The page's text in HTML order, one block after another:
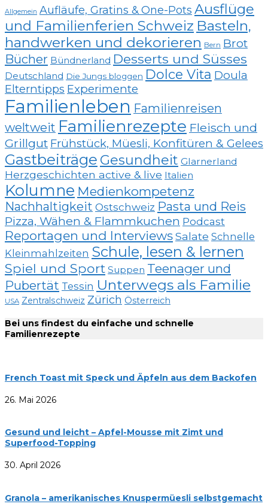
Allgemein Aufläufe, Gratins & One-Pots Ausflüge
und Familienferien Schweiz Basteln,
handwerken und dekorieren Bern Brot
Bücher Bündnerland Desserts und Süsses
Deutschland Die Jungs bloggen Dolce Vita Doula
Elterntipps Experimente
Familienleben Familienreisen
weltweit Familienrezepte Fleisch und
Grillgut Frühstück, Müesli, Konfitüren & Gelees
Gastbeiträge Gesundheit Glarnerland
Herzgeschichten active & live Italien
Kolumne Medienkompetenz
Nachhaltigkeit Ostschweiz Pasta und Reis
Pizza, Wähen & Flammkuchen Podcast
Reportagen und InterviewsSalate Schnelle
Kleinmahlzeiten Schule, lesen & lernen
Spiel und Sport Suppen Teenager und
Pubertät Tessin Unterwegs als Familie
USA Zentralschweiz Zürich Österreich
Bei uns findest du einfache und schnelle
Familienrezepte
French Toast mit Speck und Äpfeln aus dem Backofen
26. Mai 2026
Gesund und leicht – Apfel-Mousse mit Zimt und
Superfood-Topping
30. April 2026
Granola – amerikanisches Knuspermüesli selbstgemacht